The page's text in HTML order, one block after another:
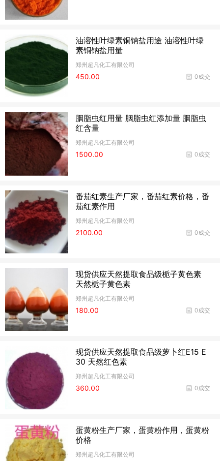
油溶性叶绿素铜钠盐用途 油溶性叶绿
素铜钠盐用量
郑州超凡化工有限公司
0成交
450.00
胭脂虫红用量 胭脂虫红添加量 胭脂虫
红含量
郑州超凡化工有限公司
0成交
1500.00
番茄红素生产厂家，番茄红素价格，番
茄红素作用
郑州超凡化工有限公司
0成交
2100.00
现货供应天然提取食品级栀子黄色素
天然栀子黄色素
郑州超凡化工有限公司
0成交
180.00
现货供应天然提取食品级萝卜红E15 E
30 天然红色素
郑州超凡化工有限公司
0成交
360.00
蛋黄粉生产厂家，蛋黄粉作用，蛋黄粉
价格
郑州超凡化工有限公司